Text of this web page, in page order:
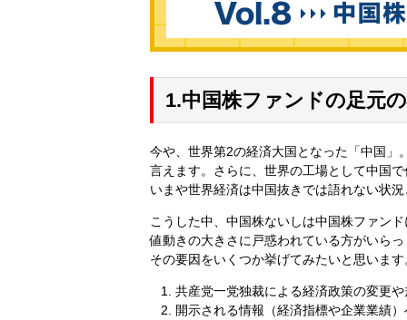
1.中国株ファンドの足元
今や、世界第2の経済大国となった「中国
言えます。さらに、世界の工場として中国
いまや世界経済は中国抜きでは語れない状
こうした中、中国株ないしは中国株ファン
値動きの大きさに戸惑われている方がいら
その要因をいくつか挙げてみたいと思います
共産党一党独裁による経済政策の変更
開示される情報（経済指標や企業業績